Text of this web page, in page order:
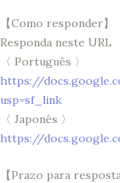
【Como responder】
Responda neste URL
〈 Português 〉
https://
usp=sf_link
〈 Japonês 〉
https://
【Prazo para resposta